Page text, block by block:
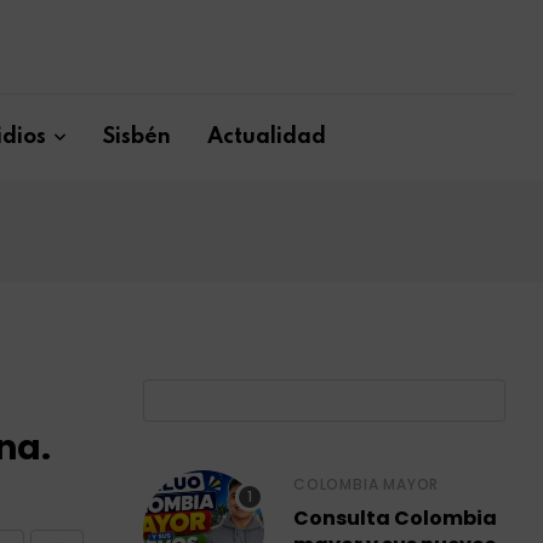
Sisbén Actualidad
COLOMBIA MAYOR
Consulta Colombia